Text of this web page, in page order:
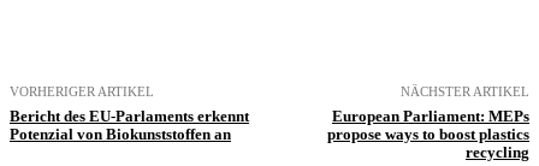
VORHERIGER ARTIKEL
Bericht des EU-Parlaments erkennt
Potenzial von Biokunststoffen an
NÄCHSTER ARTIKEL
European Parliament: MEPs
propose ways to boost plastics
recycling